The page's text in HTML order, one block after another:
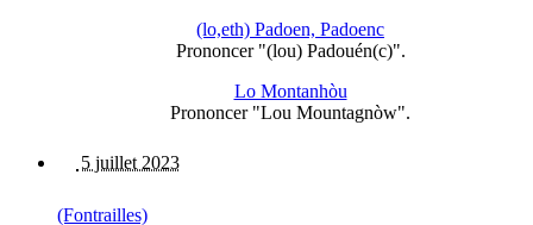
(lo,eth) Padoen, Padoenc
Prononcer "(lou) Padouén(c)".
Lo Montanhòu
Prononcer "Lou Mountagnòw".
5 juillet 2023
(Fontrailles)